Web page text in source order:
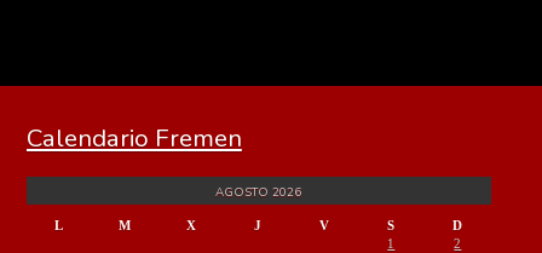
Calendario Fremen
AGOSTO 2026
L M X J V S
D
1
2